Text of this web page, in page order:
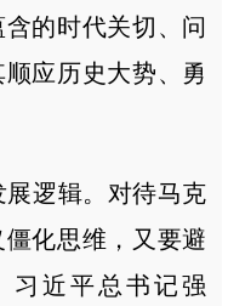
的时代关切、问
应历史大势、勇
逻辑。对待马克
化思维，又要避
习近平总书记强